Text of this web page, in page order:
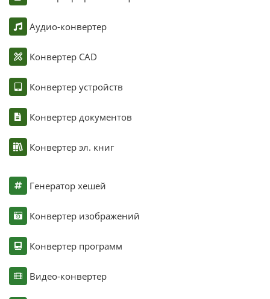
Аудио-конвертер
Конвертер CAD
Конвертер устройств
Конвертер документов
Конвертер эл. книг
Генератор хешей
Конвертер изображений
Конвертер программ
Видео-конвертер